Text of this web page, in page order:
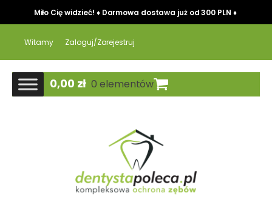
Miło Cię widzieć! ♦ Darmowa dostawa już od 300 PLN ♦
Witamy Zaloguj/Zarejestruj
0,00 zł 0 elementów